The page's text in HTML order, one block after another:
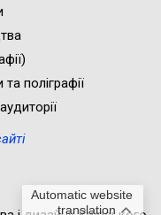
Automatic website
translation
поліграфії